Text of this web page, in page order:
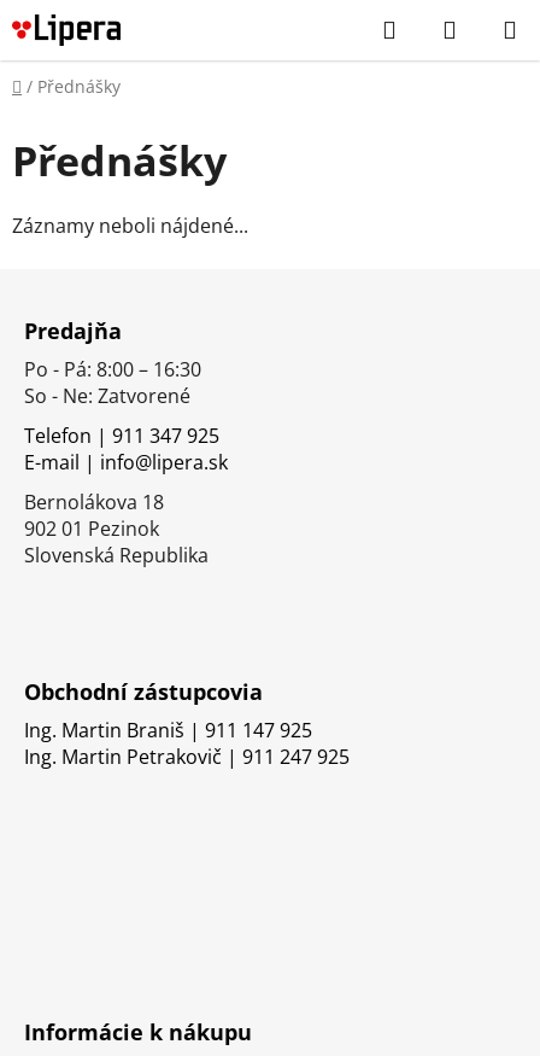
Prejsť
na
obsah
Hľadať
KOŠÍK
Domov
/ Přednášky
Přednášky
Záznamy neboli nájdené...
Predajňa
Po - Pá: 8:00 – 16:30
So - Ne: Zatvorené
Telefon | 911 347 925
E-mail | info@lipera.sk
Bernolákova 18
902 01 Pezinok
Slovenská Republika
Obchodní zástupcovia
Ing. Martin Braniš | 911 147 925
Ing. Martin Petrakovič | 911 247 925
Informácie k nákupu